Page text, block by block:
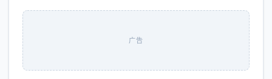
广告